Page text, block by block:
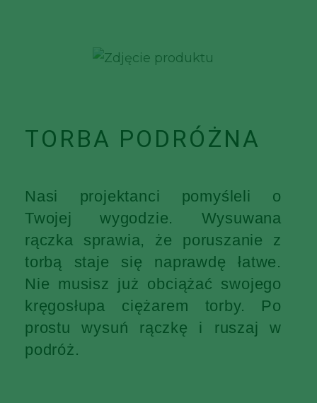
TORBA PODRÓŻNA
Nasi projektanci pomyśleli o
Twojej wygodzie. Wysuwana
rączka sprawia, że poruszanie z
torbą staje się naprawdę łatwe.
Nie musisz już obciążać swojego
kręgosłupa ciężarem torby. Po
prostu wysuń rączkę i ruszaj w
podróż.